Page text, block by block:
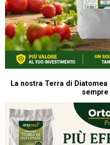
La nostra Terra di
sempre